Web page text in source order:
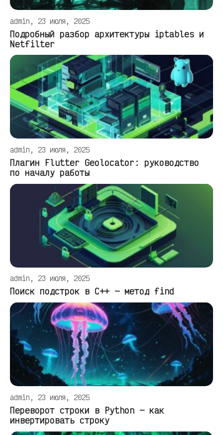
admin, 23 июля, 2025
Подробный разбор архитектуры iptables и
Netfilter
admin, 23 июля, 2025
Плагин Flutter Geolocator: руководство
по началу работы
admin, 23 июля, 2025
Поиск подстрок в C++ — метод find
admin, 23 июля, 2025
Переворот строки в Python — как
инвертировать строку